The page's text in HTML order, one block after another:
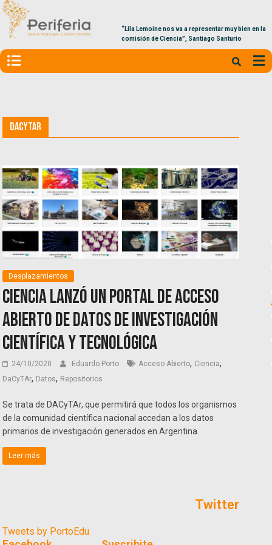
“Lila Lemoine nos va a representar muy bien en la
comisión de Ciencia”, Santiago Santurio
DaCyTAr
Desplazamientos
Ciencia lanzó un portal de acceso
abierto de datos de investigación
científica y tecnológica
24/10/2020 Eduardo Porto Acceso Abierto, Ciencia,
DaCyTAr, Datos, Repositorios
Se trata de DACyTAr, que permitirá que todos los organismos
de la comunidad científica nacional accedan a los datos
primarios de investigación generados en Argentina.
Leer más
Twitter
Tweets by PortoEdu